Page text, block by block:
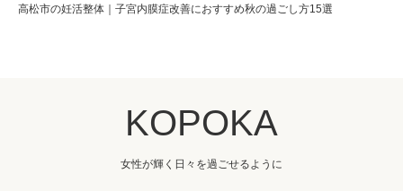
高松市の妊活整体｜子宮内膜症改善におすすめ秋の過ごし方15選
KOPOKA
女性が輝く日々を過ごせるように